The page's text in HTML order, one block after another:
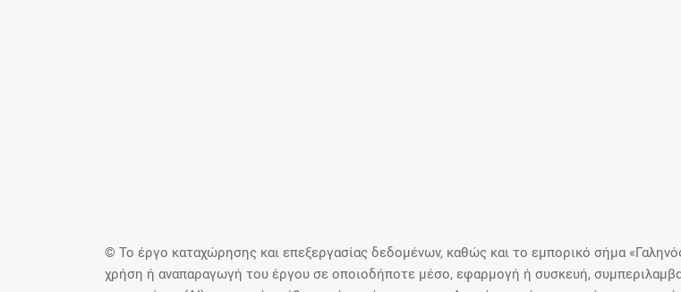
© Το έργο καταχώρησης και επεξεργασίας δεδομένων, καθώς και το εμπορικό σήμα
χρήση ή αναπαραγωγή του έργου σε οποιοδήποτε μέσο, εφαρμογή ή συσκευή,